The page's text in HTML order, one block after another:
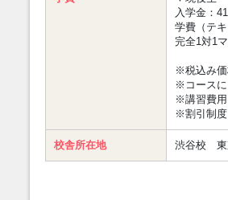
入学金：
学費（テ
完全1対1
※税込み
※コースに
※講習費用
※割引制度
校舎所在地 渋谷校 東